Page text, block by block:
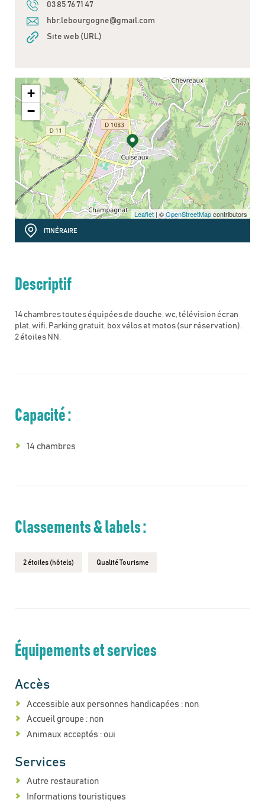
03 85 76 71 47
hbr.lebourgogne@gmail.com
Site web (URL)
+
−
Leaflet| ©OpenStreetMapcontributors
ITINÉRAIRE
Descriptif
14 chambres toutes équipées de douche, wc, télévision écran
plat, wifi. Parking gratuit, box vélos et motos (sur réservation).
2 étoiles NN.
Capacité :
14 chambres
Classements & labels :
2 étoiles (hôtels) Qualité Tourisme
Équipements et services
Accès
Accessible aux personnes handicapées : non
Accueil groupe : non
Animaux acceptés : oui
Services
Autre restauration
Informations touristiques